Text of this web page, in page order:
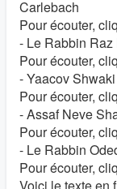
Carlebach
Pour écouter,
- Le Rabbin Raz
Pour écouter,
- Yaacov Shwaki
Pour écouter,
- Assaf Neve
Pour écouter,
- Le Rabbin
Pour écouter,